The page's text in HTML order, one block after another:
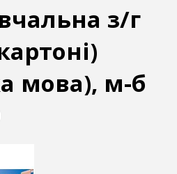
з/г
мова), м-б